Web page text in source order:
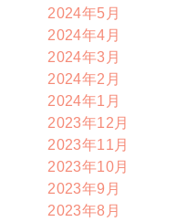
2024年5月
2024年4月
2024年3月
2024年2月
2024年1月
2023年12月
2023年11月
2023年10月
2023年9月
2023年8月